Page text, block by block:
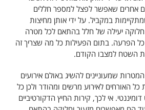
אחרים שאפשר לפצל למספר חללים
במקביל. על ידי אותן מחיצות
יעילה של חלל בהתאם לכל מטרה
הפרעה. בתום הפעילות כל מה שצריך זה
את השטח למצבו הקודם.
שמעוניינים להשיג באולם אירועים
האורחים לאירוע מרשים ומהודר ולכן כל
אי לכך, קירות החיץ הדקורטיביים